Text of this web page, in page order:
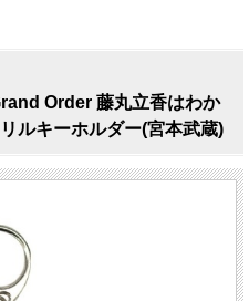
Order 藤丸立香はわか
ルキーホルダー(宮本武蔵)